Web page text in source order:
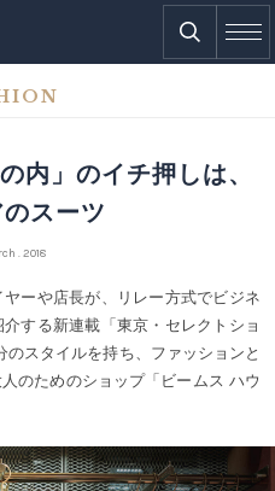
内」のイチ押しは、
スーツ
. 2018
ーや店長が、リレー方式でビジネ
する新連載「東京・セレクトショ
スタイルを持ち、ファッションと
のためのショップ「ビームス ハウ